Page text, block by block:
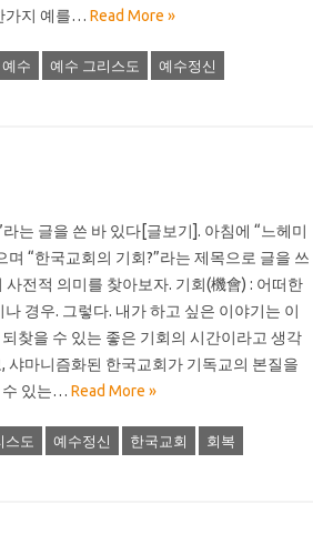
가지 예를… Read More »
예수 예수 그리스도 예수정신
는 글을 쓴 바 있다[글보기]. 아침에 “느헤미
며 “한국교회의 기회?”라는 제목으로 글을 쓰
사전적 의미를 찾아보자. 기회(機會) : 어떠한
경우. 그렇다. 내가 하고 싶은 이야기는 이
찾을 수 있는 좋은 기회의 시간이라고 생각
샤마니즘화된 한국교회가 기독교의 본질을
수 있는… Read More »
스도 예수정신 한국교회 회복